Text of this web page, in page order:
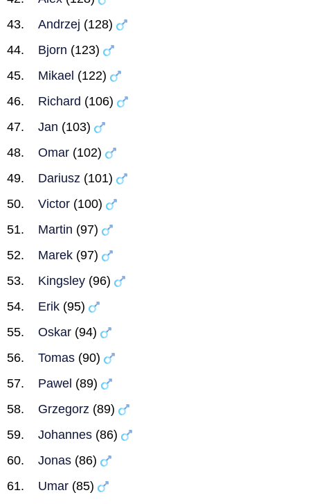
Andrzej (128)
Bjorn (123)
Mikael (122)
Richard (106)
Jan (103)
Omar (102)
Dariusz (101)
Victor (100)
Martin (97)
Marek (97)
Kingsley (96)
Erik (95)
Oskar (94)
Tomas (90)
Pawel (89)
Grzegorz (89)
Johannes (86)
Jonas (86)
Umar (85)